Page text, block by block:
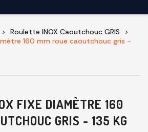
Roulette INOX Caoutchouc GRIS
160 mm roue caoutchouc gris -
FIXE DIAMÈTRE 160
GRIS - 135 KG